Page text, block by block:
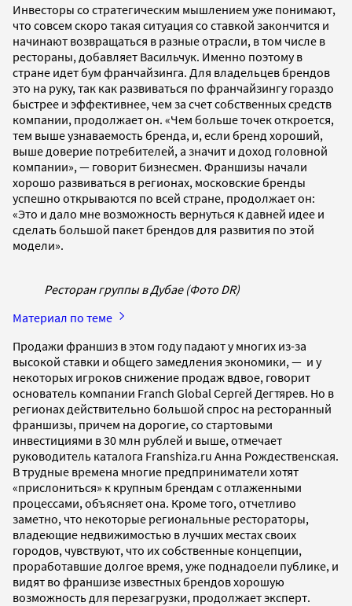
Инвесторы со стратегическим мышлением уже понимают,
что совсем скоро такая ситуация со ставкой закончится и
начинают возвращаться в разные отрасли, в том числе в
рестораны, добавляет Васильчук. Именно поэтому в
стране идет бум франчайзинга. Для владельцев брендов
это на руку, так как развиваться по франчайзингу гораздо
быстрее и эффективнее, чем за счет собственных средств
компании, продолжает он. «Чем больше точек откроется,
тем выше узнаваемость бренда, и, если бренд хороший,
выше доверие потребителей, а значит и доход головной
компании», — говорит бизнесмен. Франшизы начали
хорошо развиваться в регионах, московские бренды
успешно открываются по всей стране, продолжает он:
«Это и дало мне возможность вернуться к давней идее и
сделать большой пакет брендов для развития по этой
модели».
Ресторан группы в Дубае (Фото DR)
Материал по теме
Продажи франшиз в этом году падают у многих из-за
высокой ставки и общего замедления экономики, — и у
некоторых игроков снижение продаж вдвое, говорит
основатель компании Franch Global Сергей Дегтярев. Но в
регионах действительно большой спрос на ресторанный
франшизы, причем на дорогие, со стартовыми
инвестициями в 30 млн рублей и выше, отмечает
руководитель каталога Franshiza.ru Анна Рождественская.
В трудные времена многие предприниматели хотят
«прислониться» к крупным брендам с отлаженными
процессами, объясняет она. Кроме того, отчетливо
заметно, что некоторые региональные рестораторы,
владеющие недвижимостью в лучших местах своих
городов, чувствуют, что их собственные концепции,
проработавшие долгое время, уже поднадоели публике, и
видят во франшизе известных брендов хорошую
возможность для перезагрузки, продолжает эксперт.